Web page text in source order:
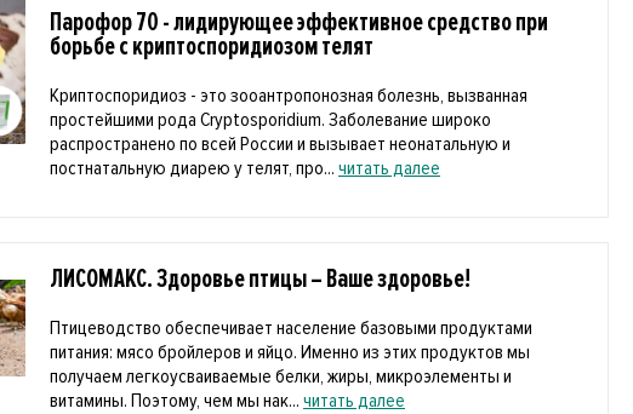
Парофор 70 - лидирующее эффективное средство при
борьбе с криптоспоридиозом телят
Криптоспоридиоз - это зооантропонозная болезнь, вызванная
простейшими рода Cryptosporidium. Заболевание широко
распространено по всей России и вызывает неонатальную и
постнатальную диарею у телят, про... читать далее
ЛИСОМАКС. Здоровье птицы – Ваше здоровье!
Птицеводство обеспечивает население базовыми продуктами
питания: мясо бройлеров и яйцо. Именно из этих продуктов мы
получаем легкоусваиваемые белки, жиры, микроэлементы и
витамины. Поэтому, чем мы нак... читать далее